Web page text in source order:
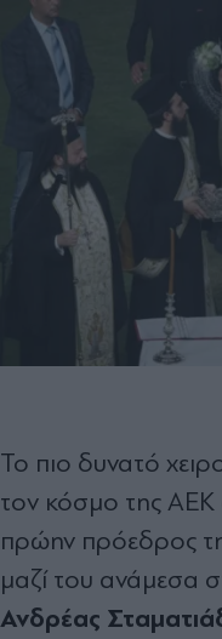
Το πιο δυνατό
τον κόσμο της ΑΕΚ
πρώην πρόεδρος
μαζί του ανάμεσα
Ανδρέας